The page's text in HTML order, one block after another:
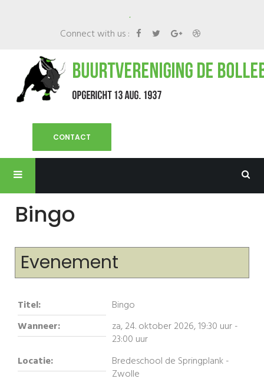
.
Connect with us :
CONTACT
Bingo
Evenement
Titel:
Bingo
Wanneer:
za, 24. oktober 2026,19:30 uur-
23:00 uur
Locatie:
Bredeschool de Springplank -
Zwolle